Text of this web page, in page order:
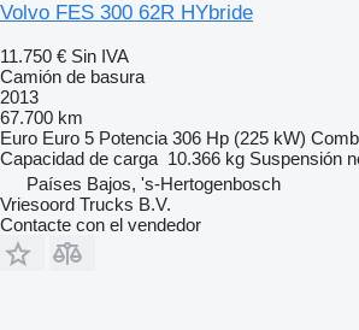
Volvo FES 300 62R HYbride
11.750 € Sin IVA
Camión de basura
2013
67.700 km
Euro Euro 5 Potencia 306 Hp (225 kW)
Capacidad de carga 10.366 kg Suspensión
Países Bajos, 's-Hertogenbosch
Vriesoord Trucks B.V.
Contacte con el vendedor